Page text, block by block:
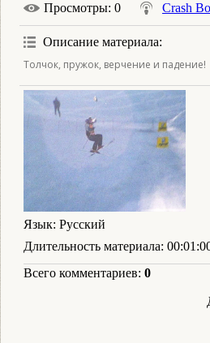
Просмотры: 0 Crash
Описание материала:
Толчок, пружок, верчение и падение!
Язык: Русский
Длительность материала:
Всего комментариев: 0